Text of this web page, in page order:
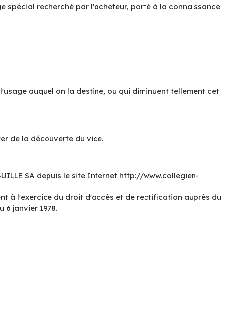
spécial recherché par l'acheteur, porté à la connaissance
auquel on la destine, ou qui diminuent tellement cet
de la découverte du vice.
SA depuis le site Internet http://www.collegien-
à l'exercice du droit d'accès et de rectification auprès du
6 janvier 1978.